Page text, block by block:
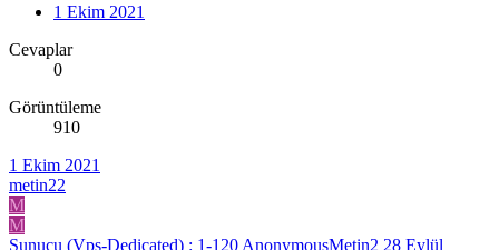
1 Ekim 2021
Cevaplar
0
Görüntüleme
910
1 Ekim 2021
metin22
M
M
Sunucu (Vps-Dedicated) : 1-120 AnonymousMetin2 28 Eylül